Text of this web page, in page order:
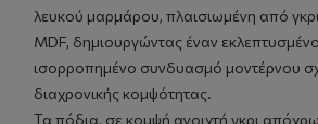
λευκού μαρμάρου, πλαισιωμένη από
MDF, δημιουργώντας έναν
ισορροπημένο συνδυασμό μοντέρνου
διαχρονικής κομψότητας.
Τα πόδια, σε κομψή ανοιχτή γκρι